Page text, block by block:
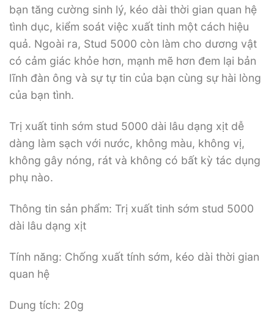
bạn tăng cường sinh lý, kéo dài thời gian quan hệ
tình dục, kiểm soát việc xuất tinh một cách hiệu
quả. Ngoài ra, Stud 5000 còn làm cho dương vật
có cảm giác khỏe hơn, mạnh mẽ hơn đem lại bản
lĩnh đàn ông và sự tự tin của bạn cùng sự hài lòng
của bạn tình.
Trị xuất tinh sớm stud 5000 dài lâu dạng xịt dễ
dàng làm sạch với nước, không màu, không vị,
không gây nóng, rát và không có bất kỳ tác dụng
phụ nào.
Thông tin sản phẩm: Trị xuất tinh sớm stud 5000
dài lâu dạng xịt
Tính năng: Chống xuất tính sớm, kéo dài thời gian
quan hệ
Dung tích: 20g